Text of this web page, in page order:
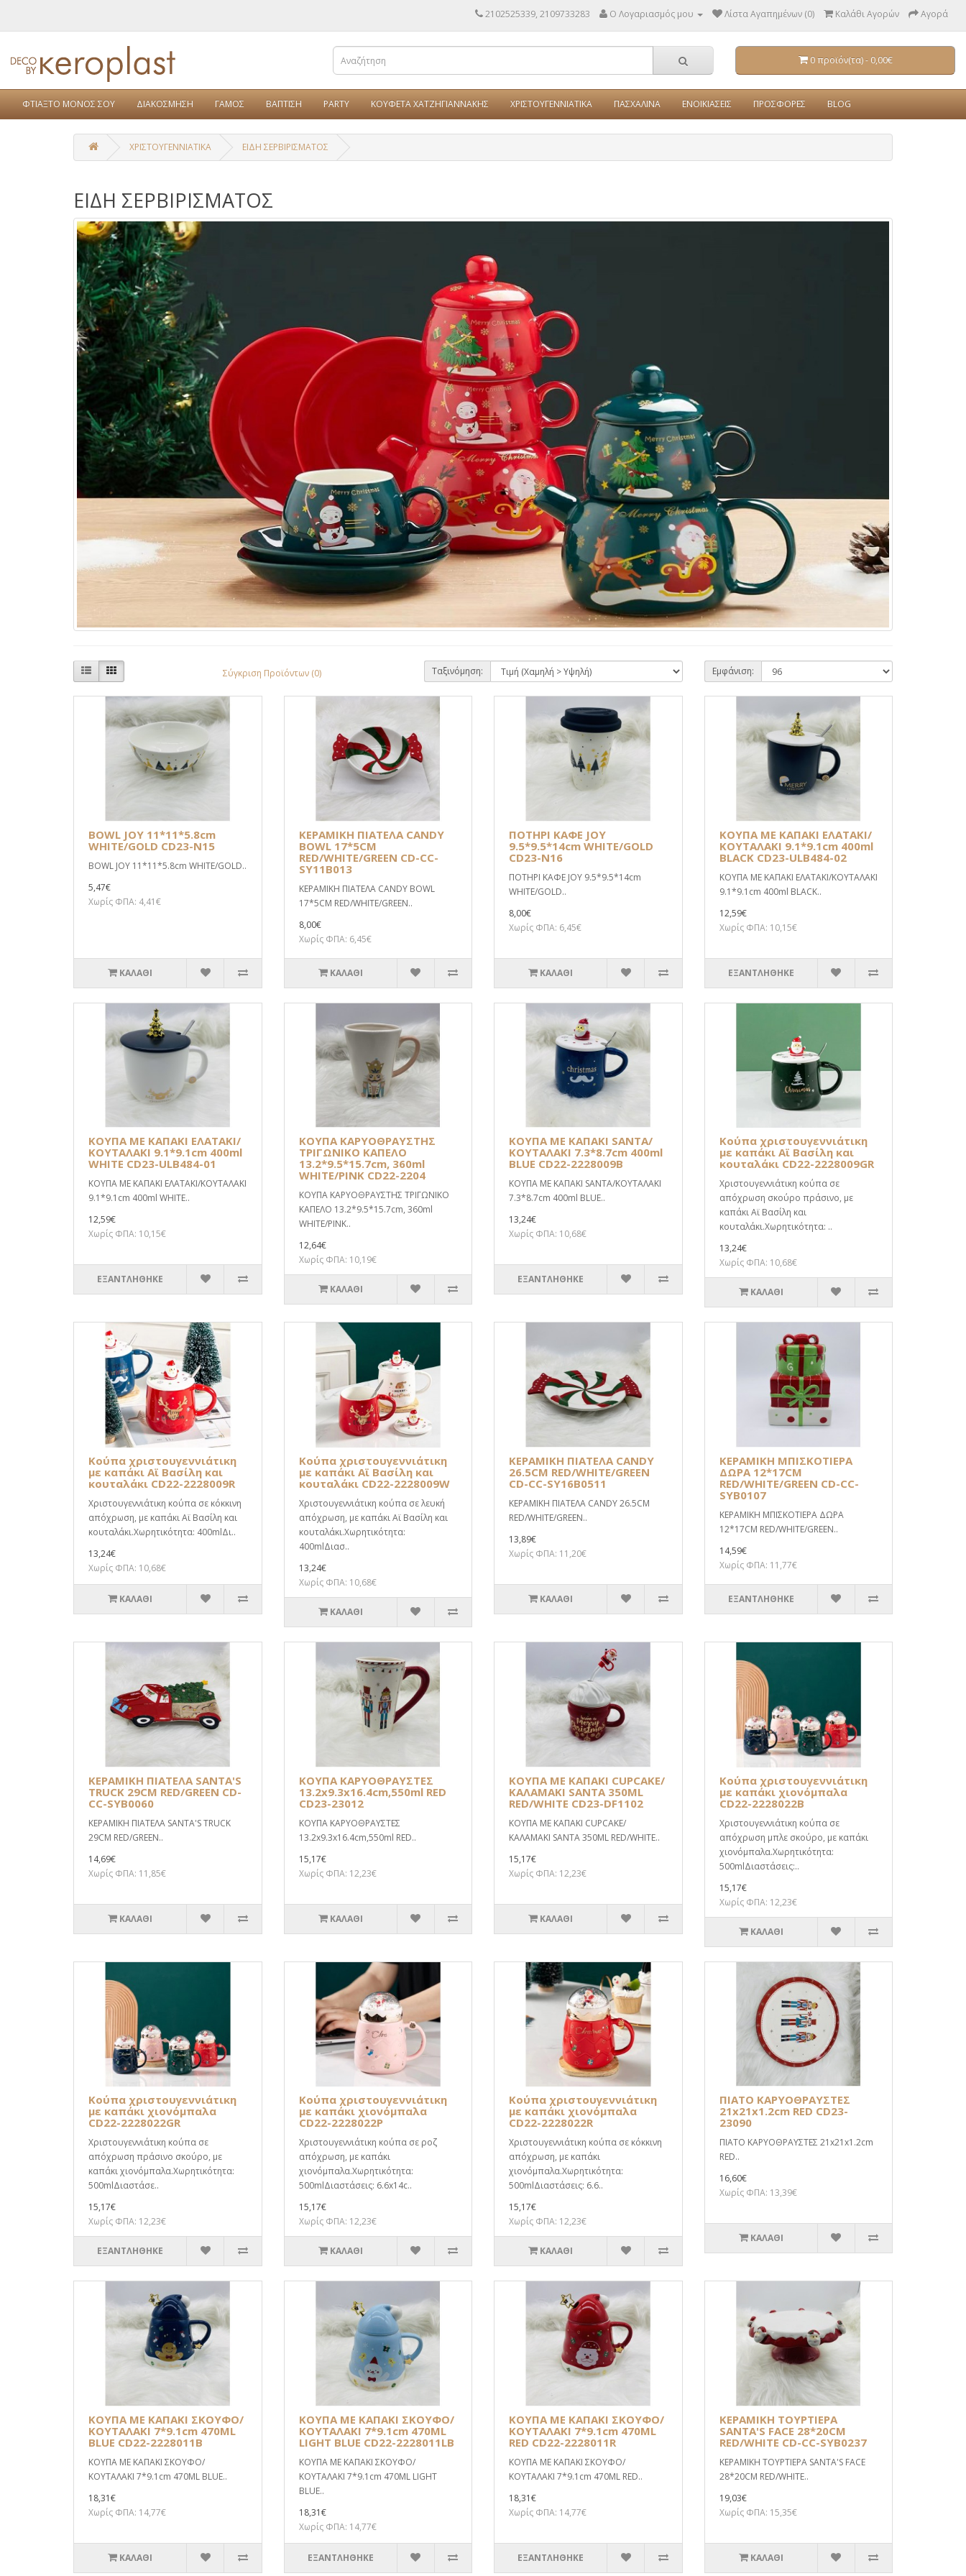
2102525339, 2109733283 Ο Λογαριασμός μου Λίστα Αγαπημένων (0) Καλάθι Αγορών Αγορά
0 προϊόν(τα) - 0,00€
ΦΤΙΑΞΤΟ ΜΟΝΟΣ ΣΟΥ ΔΙΑΚΟΣΜΗΣΗ ΓΑΜΟΣ ΒΑΠΤΙΣΗ PARTY ΚΟΥΦΕΤΑ ΧΑΤΖΗΓΙΑΝΝΑΚΗΣ ΧΡΙΣΤΟΥΓΕΝΝΙΑΤΙΚΑ ΠΑΣΧΑΛΙΝΑ ΕΝΟΙΚΙΑΣΕΙΣ ΠΡΟΣΦΟΡΕΣ BLOG
ΧΡΙΣΤΟΥΓΕΝΝΙΑΤΙΚΑ ΕΙΔΗ ΣΕΡΒΙΡΙΣΜΑΤΟΣ
ΕΙΔΗ ΣΕΡΒΙΡΙΣΜΑΤΟΣ
Σύγκριση Προϊόντων (0) Ταξινόμηση: Εμφάνιση:
BOWL JOY 11*11*5.8cm
WHITE/GOLD CD23-N15
BOWL JOY 11*11*5.8cm WHITE/GOLD..
5,47€
Χωρίς ΦΠΑ: 4,41€
ΚΑΛΆΘΙ
ΚΕΡΑΜΙΚΗ ΠΙΑΤΕΛΑ CANDY
BOWL 17*5CM
RED/WHITE/GREEN CD-CC-
SY11B013
ΚΕΡΑΜΙΚΗ ΠΙΑΤΕΛΑ CANDY BOWL
17*5CM RED/WHITE/GREEN..
8,00€
Χωρίς ΦΠΑ: 6,45€
ΚΑΛΆΘΙ
ΠΟΤΗΡΙ ΚΑΦΕ JOY
9.5*9.5*14cm WHITE/GOLD
CD23-N16
ΠΟΤΗΡΙ ΚΑΦΕ JOY 9.5*9.5*14cm
WHITE/GOLD..
8,00€
Χωρίς ΦΠΑ: 6,45€
ΚΑΛΆΘΙ
ΚΟΥΠΑ ΜΕ ΚΑΠΑΚΙ ΕΛΑΤΑΚΙ/
ΚΟΥΤΑΛΑΚΙ 9.1*9.1cm 400ml
BLACK CD23-ULB484-02
ΚΟΥΠΑ ΜΕ ΚΑΠΑΚΙ ΕΛΑΤΑΚΙ/ΚΟΥΤΑΛΑΚΙ
9.1*9.1cm 400ml BLACK..
12,59€
Χωρίς ΦΠΑ: 10,15€
ΕΞΑΝΤΛΗΘΗΚΕ
ΚΟΥΠΑ ΜΕ ΚΑΠΑΚΙ ΕΛΑΤΑΚΙ/
ΚΟΥΤΑΛΑΚΙ 9.1*9.1cm 400ml
WHITE CD23-ULB484-01
ΚΟΥΠΑ ΜΕ ΚΑΠΑΚΙ ΕΛΑΤΑΚΙ/ΚΟΥΤΑΛΑΚΙ
9.1*9.1cm 400ml WHITE..
12,59€
Χωρίς ΦΠΑ: 10,15€
ΕΞΑΝΤΛΗΘΗΚΕ
ΚΟΥΠΑ ΚΑΡΥΟΘΡΑΥΣΤΗΣ
ΤΡΙΓΩΝΙΚΟ ΚΑΠΕΛΟ
13.2*9.5*15.7cm, 360ml
WHITE/PINK CD22-2204
ΚΟΥΠΑ ΚΑΡΥΟΘΡΑΥΣΤΗΣ ΤΡΙΓΩΝΙΚΟ
ΚΑΠΕΛΟ 13.2*9.5*15.7cm, 360ml
WHITE/PINK..
12,64€
Χωρίς ΦΠΑ: 10,19€
ΚΑΛΆΘΙ
ΚΟΥΠΑ ΜΕ ΚΑΠΑΚΙ SANTA/
ΚΟΥΤΑΛΑΚΙ 7.3*8.7cm 400ml
BLUE CD22-2228009B
ΚΟΥΠΑ ΜΕ ΚΑΠΑΚΙ SANTA/ΚΟΥΤΑΛΑΚΙ
7.3*8.7cm 400ml BLUE..
13,24€
Χωρίς ΦΠΑ: 10,68€
ΕΞΑΝΤΛΗΘΗΚΕ
Κούπα χριστουγεννιάτικη
με καπάκι Αϊ Βασίλη και
κουταλάκι CD22-2228009GR
Χριστουγεννιάτικη κούπα σε
απόχρωση σκούρο πράσινο, με
καπάκι Αϊ Βασίλη και
κουταλάκι.Χωρητικότητα: ..
13,24€
Χωρίς ΦΠΑ: 10,68€
ΚΑΛΆΘΙ
Κούπα χριστουγεννιάτικη
με καπάκι Αϊ Βασίλη και
κουταλάκι CD22-2228009R
Χριστουγεννιάτικη κούπα σε κόκκινη
απόχρωση, με καπάκι Αϊ Βασίλη και
κουταλάκι.Χωρητικότητα: 400mlΔι..
13,24€
Χωρίς ΦΠΑ: 10,68€
ΚΑΛΆΘΙ
Κούπα χριστουγεννιάτικη
με καπάκι Αϊ Βασίλη και
κουταλάκι CD22-2228009W
Χριστουγεννιάτικη κούπα σε λευκή
απόχρωση, με καπάκι Αϊ Βασίλη και
κουταλάκι.Χωρητικότητα:
400mlΔιασ..
13,24€
Χωρίς ΦΠΑ: 10,68€
ΚΑΛΆΘΙ
ΚΕΡΑΜΙΚΗ ΠΙΑΤΕΛΑ CANDY
26.5CM RED/WHITE/GREEN
CD-CC-SY16B0511
ΚΕΡΑΜΙΚΗ ΠΙΑΤΕΛΑ CANDY 26.5CM
RED/WHITE/GREEN..
13,89€
Χωρίς ΦΠΑ: 11,20€
ΚΑΛΆΘΙ
ΚΕΡΑΜΙΚΗ ΜΠΙΣΚΟΤΙΕΡΑ
ΔΩΡΑ 12*17CM
RED/WHITE/GREEN CD-CC-
SYB0107
ΚΕΡΑΜΙΚΗ ΜΠΙΣΚΟΤΙΕΡΑ ΔΩΡΑ
12*17CM RED/WHITE/GREEN..
14,59€
Χωρίς ΦΠΑ: 11,77€
ΕΞΑΝΤΛΗΘΗΚΕ
ΚΕΡΑΜΙΚΗ ΠΙΑΤΕΛΑ SANTA'S
TRUCK 29CM RED/GREEN CD-
CC-SYB0060
ΚΕΡΑΜΙΚΗ ΠΙΑΤΕΛΑ SANTA'S TRUCK
29CM RED/GREEN..
14,69€
Χωρίς ΦΠΑ: 11,85€
ΚΑΛΆΘΙ
ΚΟΥΠΑ ΚΑΡΥΟΘΡΑΥΣΤΕΣ
13.2x9.3x16.4cm,550ml RED
CD23-23012
ΚΟΥΠΑ ΚΑΡΥΟΘΡΑΥΣΤΕΣ
13.2x9.3x16.4cm,550ml RED..
15,17€
Χωρίς ΦΠΑ: 12,23€
ΚΑΛΆΘΙ
ΚΟΥΠΑ ΜΕ ΚΑΠΑΚΙ CUPCAKE/
ΚΑΛΑΜΑΚΙ SANTA 350ML
RED/WHITE CD23-DF1102
ΚΟΥΠΑ ΜΕ ΚΑΠΑΚΙ CUPCAKE/
ΚΑΛΑΜΑΚΙ SANTA 350ML RED/WHITE..
15,17€
Χωρίς ΦΠΑ: 12,23€
ΚΑΛΆΘΙ
Κούπα χριστουγεννιάτικη
με καπάκι χιονόμπαλα
CD22-2228022B
Χριστουγεννιάτικη κούπα σε
απόχρωση μπλε σκούρο, με καπάκι
χιονόμπαλα.Χωρητικότητα:
500mlΔιαστάσεις:..
15,17€
Χωρίς ΦΠΑ: 12,23€
ΚΑΛΆΘΙ
Κούπα χριστουγεννιάτικη
με καπάκι χιονόμπαλα
CD22-2228022GR
Χριστουγεννιάτικη κούπα σε
απόχρωση πράσινο σκούρο, με
καπάκι χιονόμπαλα.Χωρητικότητα:
500mlΔιαστάσε..
15,17€
Χωρίς ΦΠΑ: 12,23€
ΕΞΑΝΤΛΗΘΗΚΕ
Κούπα χριστουγεννιάτικη
με καπάκι χιονόμπαλα
CD22-2228022P
Χριστουγεννιάτικη κούπα σε ροζ
απόχρωση, με καπάκι
χιονόμπαλα.Χωρητικότητα:
500mlΔιαστάσεις: 6.6x14c..
15,17€
Χωρίς ΦΠΑ: 12,23€
ΚΑΛΆΘΙ
Κούπα χριστουγεννιάτικη
με καπάκι χιονόμπαλα
CD22-2228022R
Χριστουγεννιάτικη κούπα σε κόκκινη
απόχρωση, με καπάκι
χιονόμπαλα.Χωρητικότητα:
500mlΔιαστάσεις: 6.6..
15,17€
Χωρίς ΦΠΑ: 12,23€
ΚΑΛΆΘΙ
ΠΙΑΤΟ ΚΑΡΥΟΘΡΑΥΣΤΕΣ
21x21x1.2cm RED CD23-
23090
ΠΙΑΤΟ ΚΑΡΥΟΘΡΑΥΣΤΕΣ 21x21x1.2cm
RED..
16,60€
Χωρίς ΦΠΑ: 13,39€
ΚΑΛΆΘΙ
ΚΟΥΠΑ ΜΕ ΚΑΠΑΚΙ ΣΚΟΥΦΟ/
ΚΟΥΤΑΛΑΚΙ 7*9.1cm 470ML
BLUE CD22-2228011B
ΚΟΥΠΑ ΜΕ ΚΑΠΑΚΙ ΣΚΟΥΦΟ/
ΚΟΥΤΑΛΑΚΙ 7*9.1cm 470ML BLUE..
18,31€
Χωρίς ΦΠΑ: 14,77€
ΚΑΛΆΘΙ
ΚΟΥΠΑ ΜΕ ΚΑΠΑΚΙ ΣΚΟΥΦΟ/
ΚΟΥΤΑΛΑΚΙ 7*9.1cm 470ML
LIGHT BLUE CD22-2228011LB
ΚΟΥΠΑ ΜΕ ΚΑΠΑΚΙ ΣΚΟΥΦΟ/
ΚΟΥΤΑΛΑΚΙ 7*9.1cm 470ML LIGHT
BLUE..
18,31€
Χωρίς ΦΠΑ: 14,77€
ΕΞΑΝΤΛΗΘΗΚΕ
ΚΟΥΠΑ ΜΕ ΚΑΠΑΚΙ ΣΚΟΥΦΟ/
ΚΟΥΤΑΛΑΚΙ 7*9.1cm 470ML
RED CD22-2228011R
ΚΟΥΠΑ ΜΕ ΚΑΠΑΚΙ ΣΚΟΥΦΟ/
ΚΟΥΤΑΛΑΚΙ 7*9.1cm 470ML RED..
18,31€
Χωρίς ΦΠΑ: 14,77€
ΕΞΑΝΤΛΗΘΗΚΕ
ΚΕΡΑΜΙΚΗ ΤΟΥΡΤΙΕΡΑ
SANTA'S FACE 28*20CM
RED/WHITE CD-CC-SYB0237
ΚΕΡΑΜΙΚΗ ΤΟΥΡΤΙΕΡΑ SANTA'S FACE
28*20CM RED/WHITE..
19,03€
Χωρίς ΦΠΑ: 15,35€
ΚΑΛΆΘΙ